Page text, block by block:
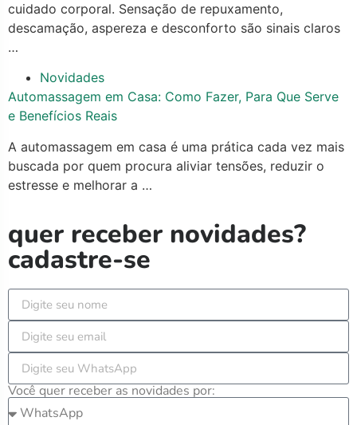
cuidado corporal. Sensação de repuxamento,
descamação, aspereza e desconforto são sinais claros
…
Novidades
Automassagem em Casa: Como Fazer, Para Que Serve
e Benefícios Reais
A automassagem em casa é uma prática cada vez mais
buscada por quem procura aliviar tensões, reduzir o
estresse e melhorar a …
quer receber novidades?
cadastre-se
Você quer receber as novidades por: